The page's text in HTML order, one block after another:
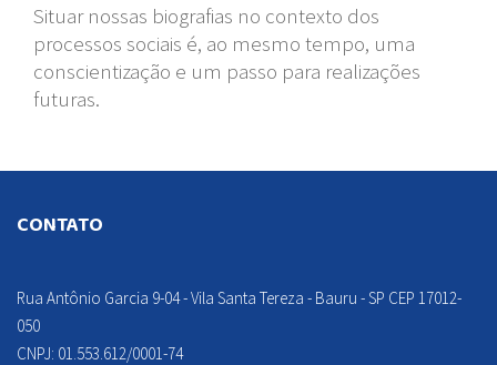
Situar nossas biografias no contexto dos
processos sociais é, ao mesmo tempo, uma
conscientização e um passo para realizações
futuras.
CONTATO
Rua Antônio Garcia 9-04 - Vila Santa Tereza - Bauru - SP CEP 17012-
050
CNPJ: 01.553.612/0001-74